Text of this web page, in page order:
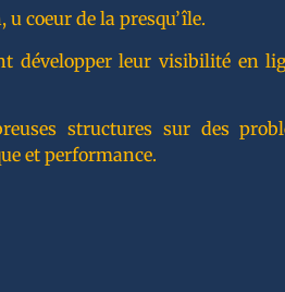
coeur de la presqu’île.
développer leur visibilité en
structures sur des
et performance.